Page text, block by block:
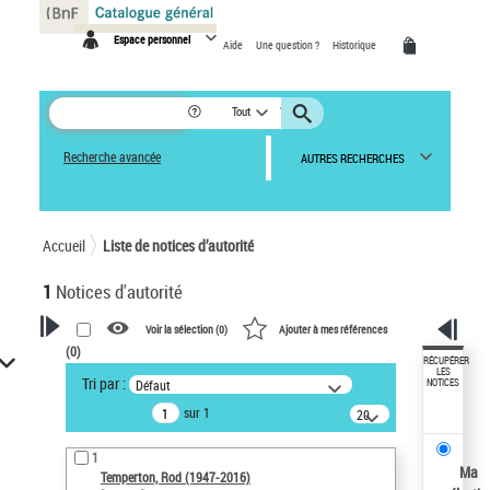
Espace personnel Aide Une question ? Historique
Tout
Recherche avancée AUTRES RECHERCHES
Accueil Liste de notices d’autorité
1 Notices d'autorité
VOTRE RECHERCHE
Recherche avancée dans les
notices d’autorité
Œuvres liées à l'auteur :
Temperton, Rod (1947-2016)
Voir la sélection (0) Ajouter à mes références
(0)
Tri par : Défaut
sur 1
20
résultats/page
1
Temperton, Rod (1947-2016)
RÉCUPÉRER
LES
NOTICES
Ma
Panneau de gestion des cookies